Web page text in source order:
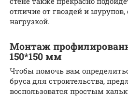
отличие от гвоздей и
нагрузкой.
Монтаж
150*150 мм
Чтобы помочь вам
бруса для строительства,
воспользоватся простым